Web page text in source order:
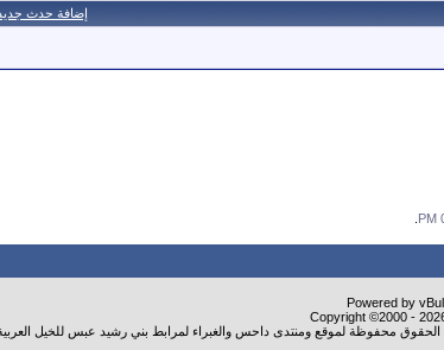
إضافة حدث جديد
Powered by
Copyright ©2000 -
الحقوق محفوظة لموقع ومنتدى داحس والغبراء لمرابط بني رشيد عبس للخيل